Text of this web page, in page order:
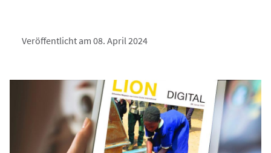
Veröffentlicht am 08. April 2024